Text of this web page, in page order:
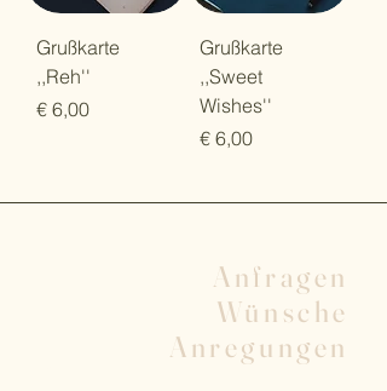
Grußkarte
,,Reh''
Preis
€ 6,00
Grußkarte
,,Sweet
Wishes''
Preis
€ 6,00
Anfragen
Wünsche
Anregungen